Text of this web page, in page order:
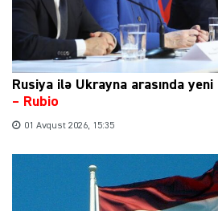
Rusiya ilə Ukrayna arasında yeni
– Rubio
01 Avqust 2026, 15:35